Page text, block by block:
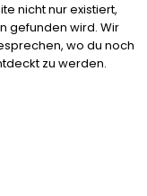
nicht nur existiert,
gefunden wird. Wir
wo du noch
zu werden.